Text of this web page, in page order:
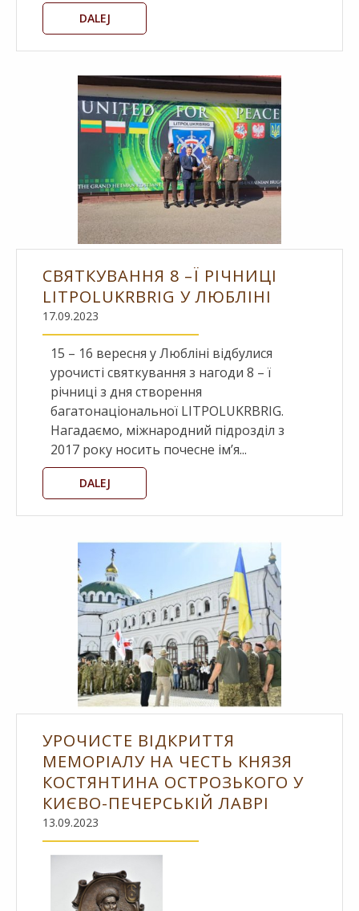
DALEJ
СВЯТКУВАННЯ 8 –Ї РІЧНИЦІ
LITPOLUKRBRIG У ЛЮБЛІНІ
17.09.2023
15 – 16 вересня у Любліні відбулися
урочисті святкування з нагоди 8 – ї
річниці з дня створення
багатонаціональної LITPOLUKRBRIG.
Нагадаємо, міжнародний підрозділ з
2017 року носить почесне ім’я...
DALEJ
УРОЧИСТЕ ВІДКРИТТЯ
МЕМОРІАЛУ НА ЧЕСТЬ КНЯЗЯ
КОСТЯНТИНА ОСТРОЗЬКОГО У
КИЄВО-ПЕЧЕРСЬКІЙ ЛАВРІ
13.09.2023